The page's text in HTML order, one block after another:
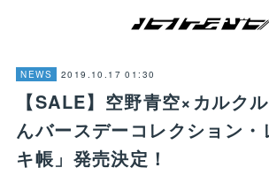
NEWS 2019.10.17 01:30
【SALE】空野青空×カルク
んバースデーコレクション・
キ帳」発売決定！